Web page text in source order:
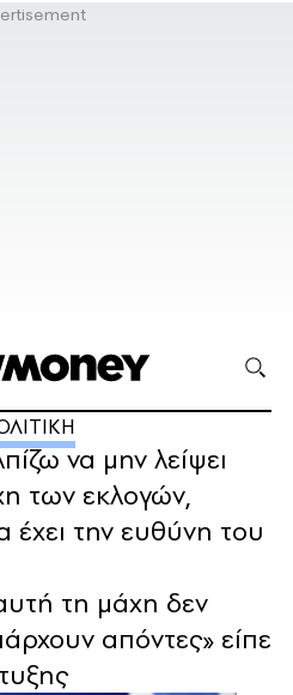
να μην λείψει
των εκλογών,
έχει την ευθύνη του
τη μάχη δεν
απόντες» είπε